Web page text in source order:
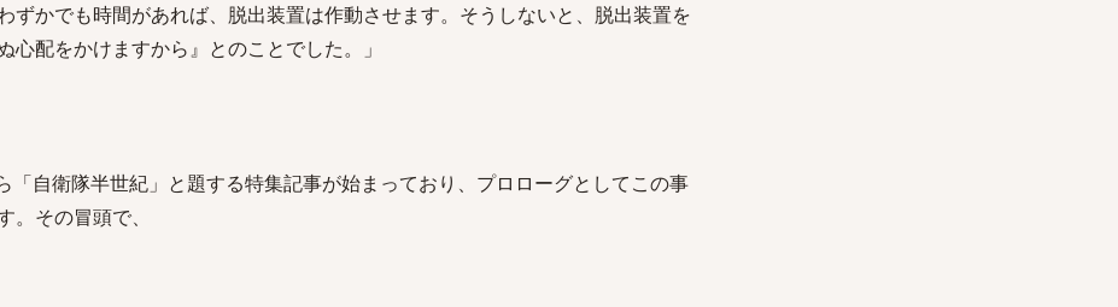
ずかでも時間があれば、脱出装置は作動させます。そうしないと、脱出装置を
心配をかけますから』とのことでした。」
「自衛隊半世紀」と題する特集記事が始まっており、プロローグとしてこの事
その冒頭で、